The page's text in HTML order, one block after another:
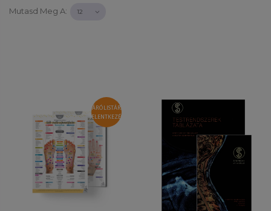
Mutasd Meg A:
VÁRÓLISTÁRA
JELENTKEZÉS